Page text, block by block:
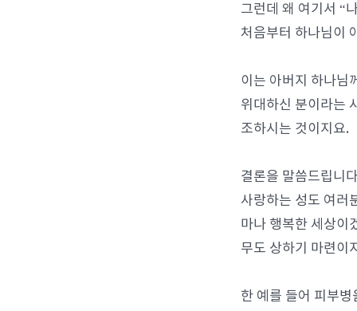
그런데 왜 여기서 “
처음부터 하나님이
이는 아버지 하나님
위대하신 분이라는
조하시는 것이지요.
결론을 말씀드립니
사랑하는 성도 여러
마나 행복한 세상이
무도 상하기 마련이
한 예를 들어 피부